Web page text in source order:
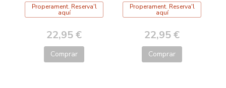
Properament. Reserva'l
aquí
22,95 €
Comprar
Properament. Reserva'l
aquí
22,95 €
Comprar